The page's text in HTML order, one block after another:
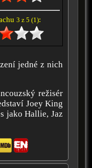
3 z 5 (1):
jedné z nich
režisér
Joey King
jako Hallie, Jaz